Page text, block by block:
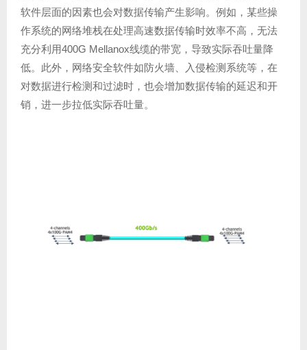
软件层面的因素也会对数据传输产生影响。例如，某些操
作系统的网络堆栈在处理高速数据传输时效率不高，无法
充分利用400G Mellanox线缆的带宽，导致实际吞吐量降
低。此外，网络安全软件如防火墙、入侵检测系统等，在
对数据进行检测和过滤时，也会增加数据传输的延迟和开
销，进一步拉低实际吞吐量。